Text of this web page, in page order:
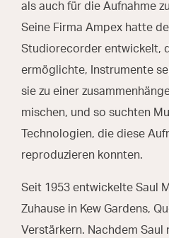
als auch für die Aufnahme
Seine Firma Ampex hatte
Studiorecorder entwickelt,
ermöglichte, Instrumente
sie zu einer
mischen, und so suchten
Technologien, die diese
reproduzieren konnten.
Seit 1953 entwickelte Saul
Zuhause in Kew Gardens,
Verstärkern. Nachdem